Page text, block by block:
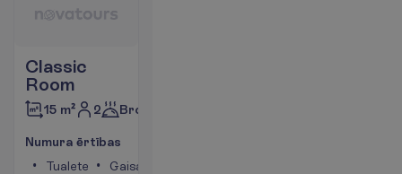
Classic
Room
15 m² 2 Brokastis
Numura ērtības
Tualete
Gaisa